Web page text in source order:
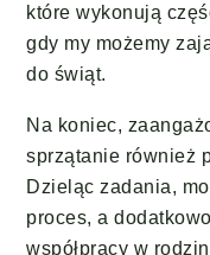
które wykonują
gdy my możemy
do świąt.
Na koniec,
sprzątanie również
Dzieląc zadania,
proces, a
współpracy w